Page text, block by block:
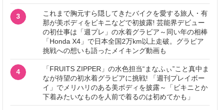
3
これまで胸元すら隠してきたバイクを愛する旅人・有
那が美ボディをビキニなどで初披露! 芸能界デビュー
の初仕事は「週プレ」の水着グラビア～同い年の相棒
「Honda X4」で日本全国2万km以上走破。グラビア
挑戦への想いも語ったメイキング動画も
4
「FRUITS ZIPPER」の水色担当“まなふぃ”こと真中ま
なが待望の初水着グラビアに挑戦! 「週刊プレイボー
イ」でメリハリのある美ボディを披露～「ビキニとか
下着みたいなものを人前で着るのは初めてかも」